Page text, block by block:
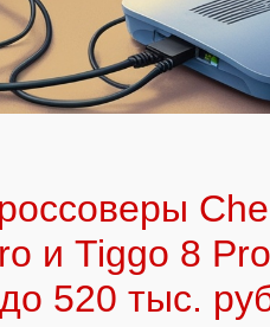
и Tiggo 8
до 520 тыс.